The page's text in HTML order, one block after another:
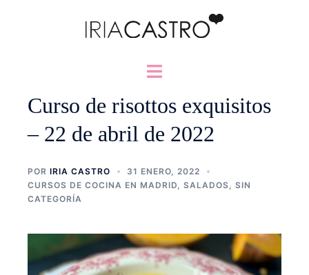
Alternar
Curso de risottos exquisitos
– 22 de abril de 2022
POR IRIA CASTRO
31 ENERO, 2022
CURSOS DE COCINA EN MADRID
SALADOS
SIN
CATEGORÍA